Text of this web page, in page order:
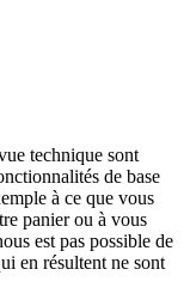
technique sont
de base
à ce que vous
panier ou à vous
est pas possible de
en résultent ne sont